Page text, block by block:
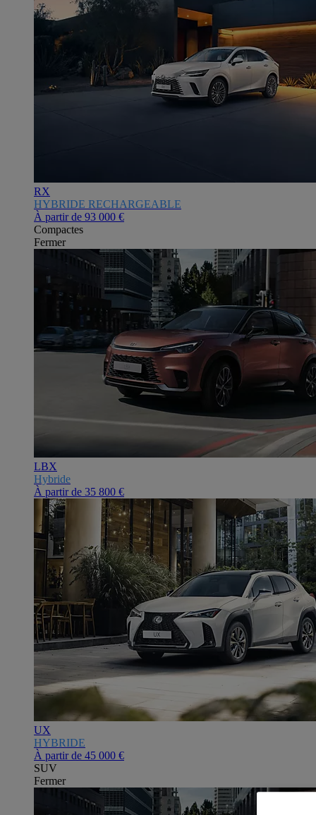
RX
HYBRIDE RECHARGEABLE
À partir de 93 000 €
Compactes
Fermer
LBX
Hybride
À partir de 35 800 €
UX
HYBRIDE
À partir de 45 000 €
SUV
Fermer